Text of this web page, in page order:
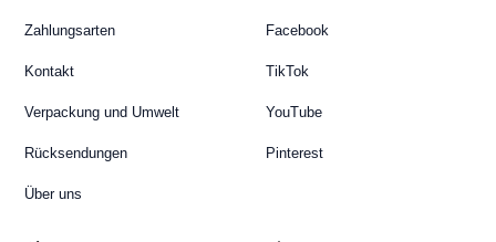
Zahlungsarten
Kontakt
Verpackung und Umwelt
Rücksendungen
Über uns
Facebook
TikTok
YouTube
Pinterest